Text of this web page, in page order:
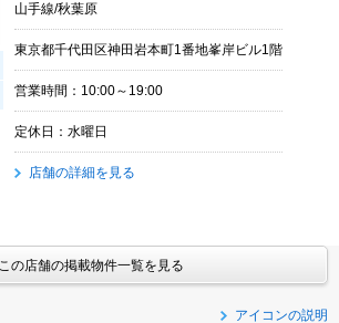
山手線/秋葉原
東京都千代田区神田岩本町1番地峯岸ビル1階
営業時間：10:00～19:00
定休日：水曜日
店舗の詳細を見る
この店舗の掲載物件一覧を見る
アイコンの説明